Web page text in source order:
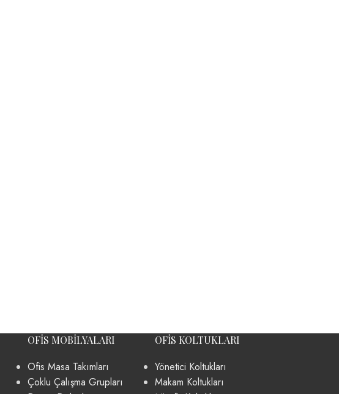
OFIS MOBILYALARI
Ofis Masa Takımları
Çoklu Çalışma Grupları
OFIS KOLTUKLARI
Yönetici Koltukları
Makam Koltukları